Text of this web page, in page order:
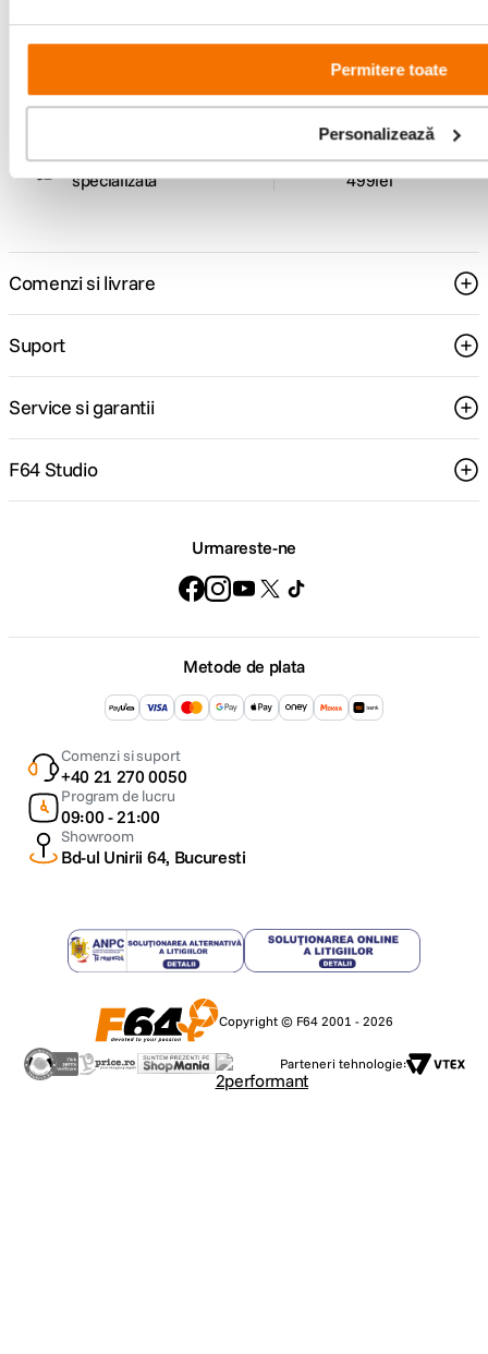
Permitere toate
Personalizează
Consultanta
specializata
Livrare gratuita
499lei
Comenzi si livrare
Suport
Service si garantii
F64 Studio
Urmareste-ne
Metode de plata
Comenzi si suport
+40 21 270 0050
Program de lucru
09:00 - 21:00
Showroom
Bd-ul Unirii 64, Bucuresti
Copyright © F64 2001 - 2026
Parteneri tehnologie: